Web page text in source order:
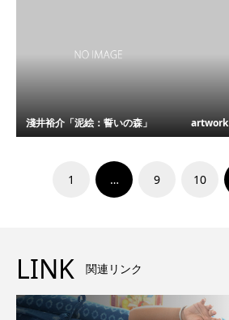
淺井裕介「泥絵：誓いの森」 artwork
1 … 9 10
LINK 関連リンク